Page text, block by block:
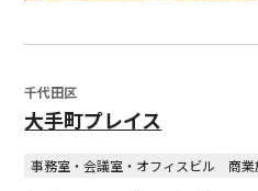
千代田区
大手町プレイス
事務室・会議室・オフィスビル 商